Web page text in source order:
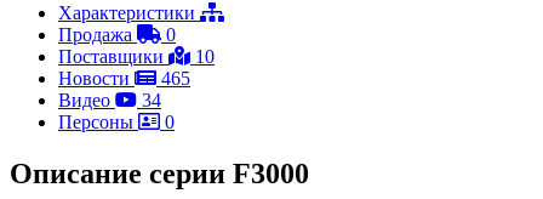
Характеристики
Продажа
0
Поставщики
10
Новости
465
Видео
34
Персоны
0
Описание серии F3000